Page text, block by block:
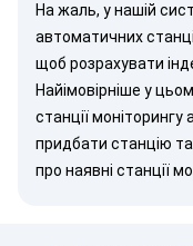
На жаль, у нашій
автоматичних
щоб розрахувати
Найімовірніше у
станції
придбати станцію
про наявні станції